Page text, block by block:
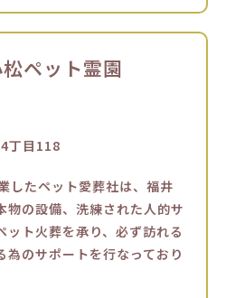
ペット霊園
丁目118
したペット愛葬社は、福井
物の設備、洗練された人的サ
ット火葬を承り、必ず訪れる
為のサポートを行なっており